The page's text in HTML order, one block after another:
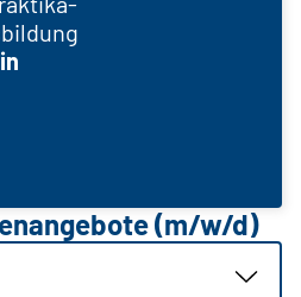
(m/w/d)